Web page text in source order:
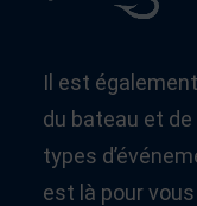
Il est
du bateau et
types
est là pour